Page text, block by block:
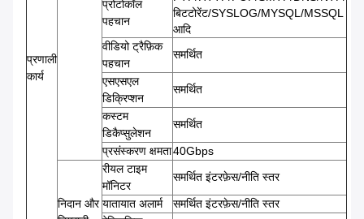
प्रणाली
कार्य
प्रोटोकॉल
पहचान
बिटटोरेंट/SYSLOG/MYSQL/MSSQL
आदि
वीडियो ट्रैफ़िक
पहचान
समर्थित
एसएसएल
डिक्रिप्शन
समर्थित
कस्टम
डिकैप्सुलेशन
समर्थित
प्रसंस्करण क्षमता40Gbps
निदान और
रीयल टाइम
मॉनिटर
समर्थित इंटरफ़ेस/नीति स्तर
यातायात अलार्म
समर्थित इंटरफ़ेस/नीति स्तर